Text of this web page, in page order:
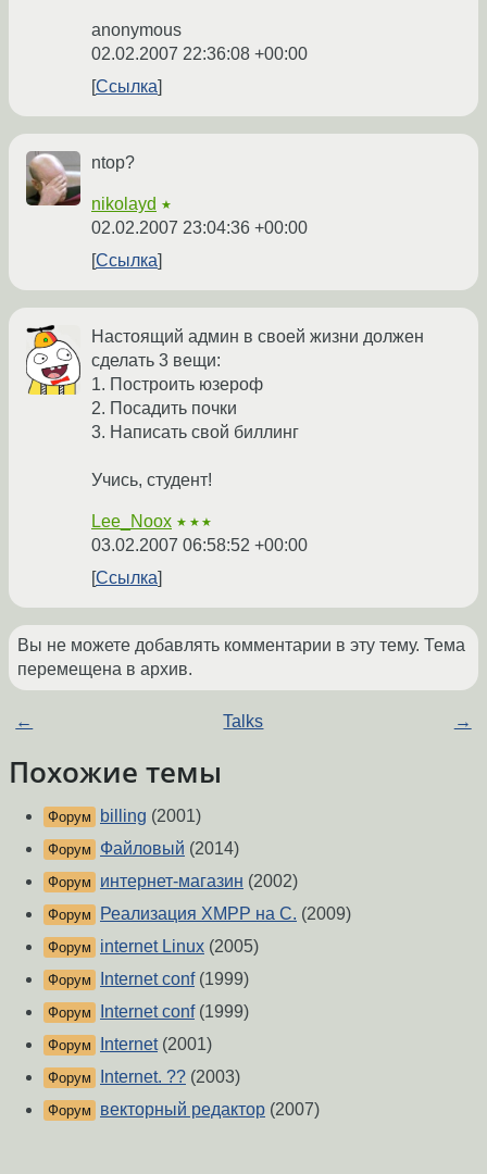
anonymous
02.02.2007 22:36:08 +00:00
Ссылка
ntop?
nikolayd ★
02.02.2007 23:04:36 +00:00
Ссылка
Настоящий админ в своей жизни должен
сделать 3 вещи:
1. Построить юзероф
2. Посадить почки
3. Написать свой биллинг
Учись, студент!
Lee_Noox ★★★
03.02.2007 06:58:52 +00:00
Ссылка
Вы не можете добавлять комментарии в эту тему. Тема
перемещена в архив.
← Talks →
Похожие темы
Форум billing (2001)
Форум Файловый (2014)
Форум интернет-магазин (2002)
Форум Реализация XMPP на C. (2009)
Форум internet Linux (2005)
Форум Internet conf(1999)
Форум Internet conf(1999)
Форум Internet(2001)
Форум Internet. ?? (2003)
Форум векторный редактор (2007)